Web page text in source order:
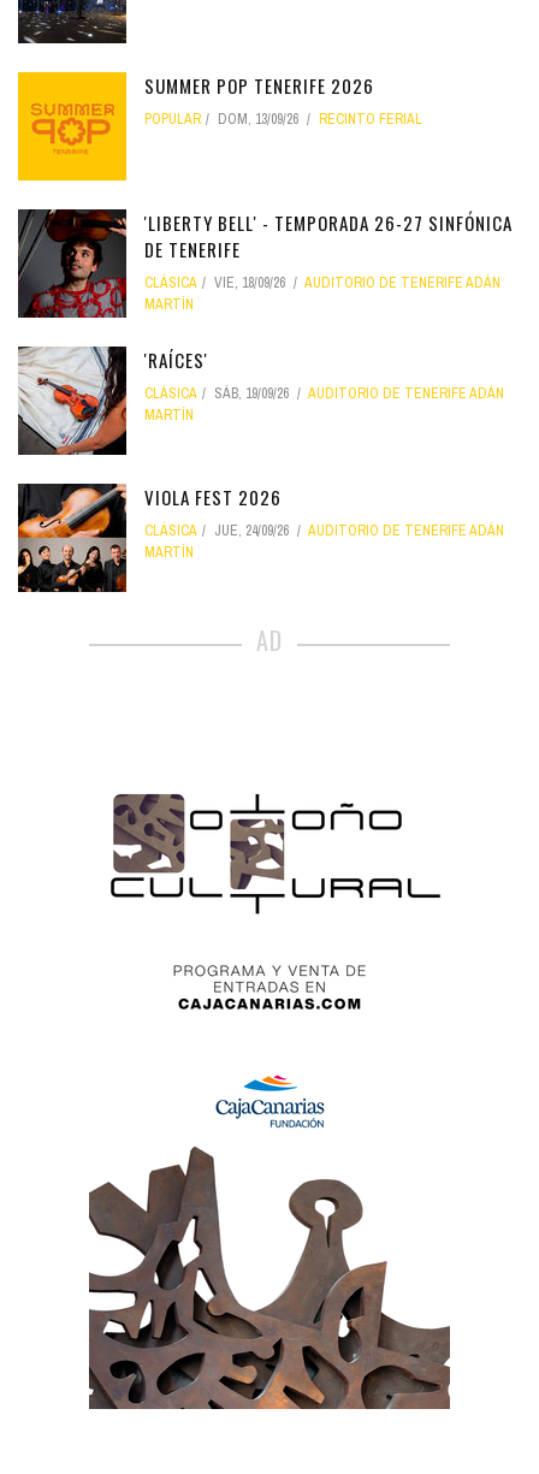
SUMMER POP TENERIFE 2026
POPULAR DOM, 13/09/26 RECINTO FERIAL
'LIBERTY BELL' - TEMPORADA 26-27 SINFÓNICA
DE TENERIFE
CLÁSICA VIE, 18/09/26
AUDITORIO DE TENERIFE ADÁN
MARTÍN
'RAÍCES'
CLÁSICA SÁB, 19/09/26
AUDITORIO DE TENERIFE ADÁN
MARTÍN
VIOLA FEST 2026
CLÁSICA JUE, 24/09/26
AUDITORIO DE TENERIFE ADÁN
MARTÍN
AD